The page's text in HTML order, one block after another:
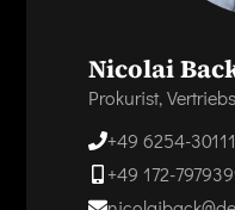
Nicolai
Prokurist,
+49 6254-30111
+49 172-